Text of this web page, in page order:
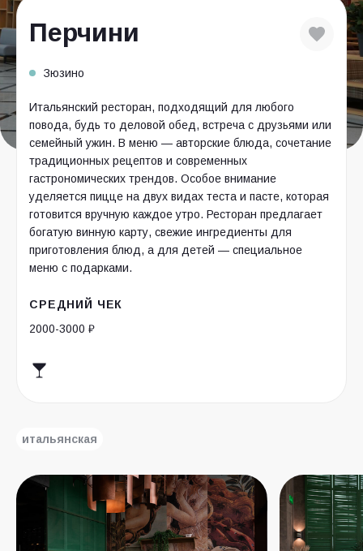
Перчини
Зюзино
Итальянский ресторан, подходящий для любого
повода, будь то деловой обед, встреча с друзьями или
семейный ужин. В меню — авторские блюда, сочетание
традиционных рецептов и современных
гастрономических трендов. Особое внимание
уделяется пицце на двух видах теста и пасте, которая
готовится вручную каждое утро. Ресторан предлагает
богатую винную карту, свежие ингредиенты для
приготовления блюд, а для детей — специальное
меню с подарками.
СРЕДНИЙ ЧЕК
2000-3000 ₽
итальянская